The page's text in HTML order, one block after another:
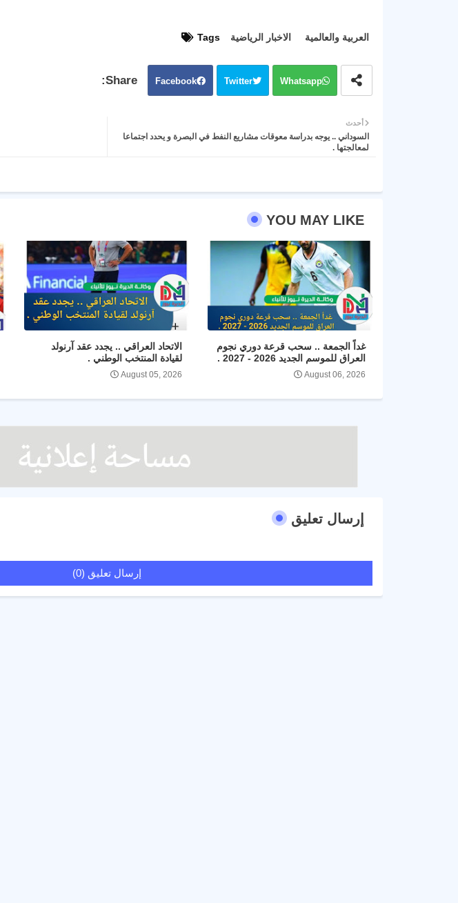
Tags الاخبار الرياضية العربية والعالمية
Facebook Twitter Whatsapp
أحدث
السوداني .. يوجه بدراسة معوقات مشاريع النفط في البصرة و يحدد اجتماعا
لمعالجتها .
YOU MAY LIKE
غداً الجمعة .. سحب قرعة دوري نجوم
العراق للموسم الجديد 2026 - 2027 .
August 06, 2026
الاتحاد العراقي .. يجدد عقد آرنولد
لقيادة المنتخب الوطني .
August 05, 2026
إرسال تعليق
إرسال تعليق (0)